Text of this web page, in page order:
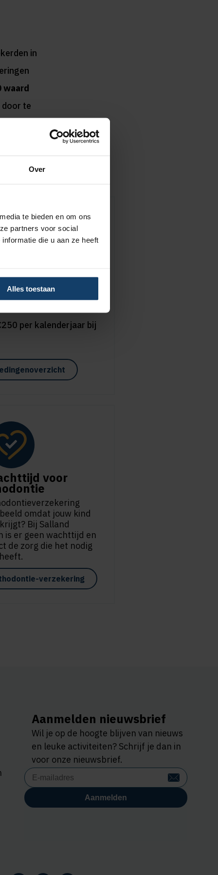
Over
te bieden en om ons
partners voor social
die u aan ze heeft
Alles toestaan
in
waard
door te
per kalenderjaar bij
voor
omdat jouw kind
Bij Salland
is er geen wachttijd en
de zorg die het nodig
heeft.
verzekering
Aanmelden nieuwsbrief
Wil je op de hoogte blijven van nieuws
en leuke activiteiten? Schrijf je dan in
voor onze nieuwsbrief.